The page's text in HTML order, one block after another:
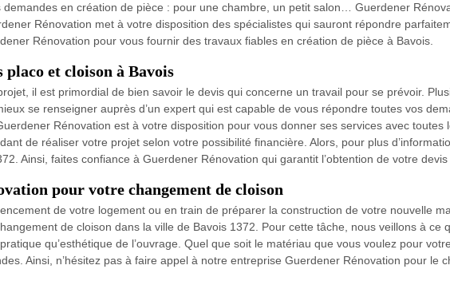
en création de pièce : pour une chambre, un petit salon… Guerdener
Rénovation met à votre disposition des spécialistes qui sauront répondre
Rénovation pour vous fournir des travaux fiables en création de pièce à Bavois.
placo et cloison à Bavois
il est primordial de bien savoir le devis qui concerne un travail pour se prévoir.
se renseigner auprès d’un expert qui est capable de vous répondre toutes vos
Rénovation est à votre disposition pour vous donner ses services avec
de réaliser votre projet selon votre possibilité financière. Alors, pour plus
Ainsi, faites confiance à Guerdener Rénovation qui garantit l’obtention de votre devis
pour votre changement de cloison
de votre logement ou en train de préparer la construction de votre nouvelle
de cloison dans la ville de Bavois 1372. Pour cette tâche, nous veillons à
qu’esthétique de l’ouvrage. Quel que soit le matériau que vous voulez pour
Ainsi, n’hésitez pas à faire appel à notre entreprise Guerdener Rénovation pour le